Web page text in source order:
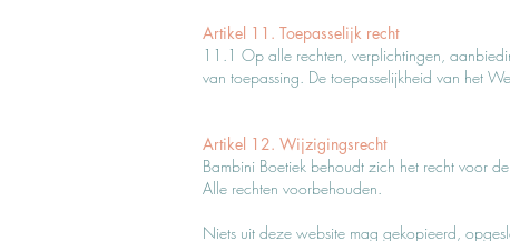
Artikel 11. Toepasselijk recht
11.1 Op alle rechten, verplichtingen,
van toepassing. De toepasselijkheid van het
Artikel 12. Wijzigingsrecht
Bambini Boetiek behoudt zich het recht voor
Alle rechten voorbehouden.
Niets uit deze website mag gekopieerd,